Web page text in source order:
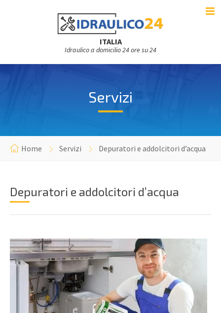
ITALIA
Idraulico a domicilio 24 ore su 24
Servizi
Home Servizi Depuratori e addolcitori d’acqua
Depuratori e addolcitori d’acqua